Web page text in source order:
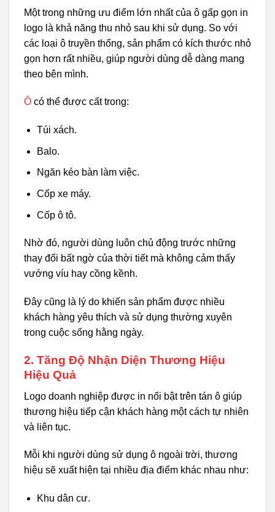
Một trong những ưu điểm lớn nhất của ô gấp gọn in
logo là khả năng thu nhỏ sau khi sử dụng. So với
các loại ô truyền thống, sản phẩm có kích thước nhỏ
gọn hơn rất nhiều, giúp người dùng dễ dàng mang
theo bên mình.
Ô có thể được cất trong:
Túi xách.
Balo.
Ngăn kéo bàn làm việc.
Cốp xe máy.
Cốp ô tô.
Nhờ đó, người dùng luôn chủ động trước những
thay đổi bất ngờ của thời tiết mà không cảm thấy
vướng víu hay cồng kềnh.
Đây cũng là lý do khiến sản phẩm được nhiều
khách hàng yêu thích và sử dụng thường xuyên
trong cuộc sống hằng ngày.
2. Tăng Độ Nhận Diện Thương Hiệu
Hiệu Quả
Logo doanh nghiệp được in nổi bật trên tán ô giúp
thương hiệu tiếp cận khách hàng một cách tự nhiên
và liên tục.
Mỗi khi người dùng sử dụng ô ngoài trời, thương
hiệu sẽ xuất hiện tại nhiều địa điểm khác nhau như:
Khu dân cư.